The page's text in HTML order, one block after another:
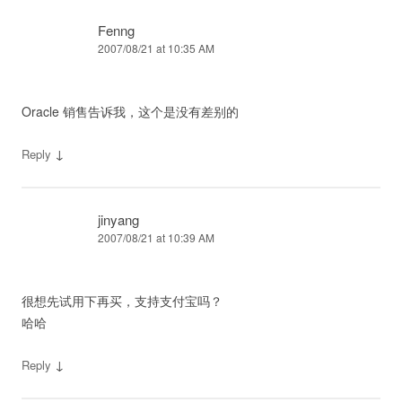
Fenng
2007/08/21 at 10:35 AM
Oracle 销售告诉我，这个是没有差别的
Reply ↓
jinyang
2007/08/21 at 10:39 AM
很想先试用下再买，支持支付宝吗？
哈哈
Reply ↓